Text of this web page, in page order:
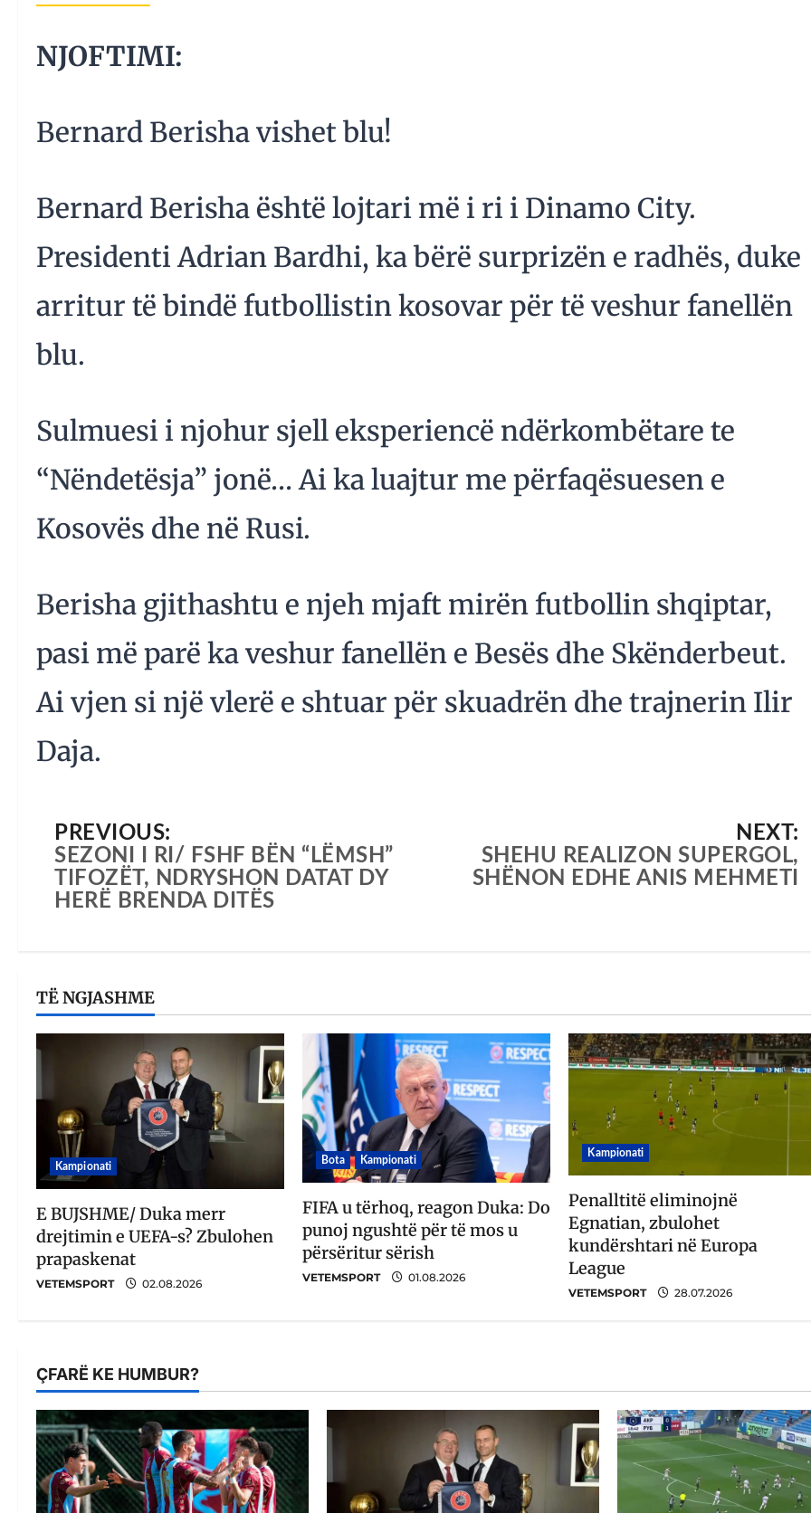
NJOFTIMI:
Bernard Berisha vishet blu!
Bernard Berisha është lojtari më i ri i Dinamo City.
Presidenti Adrian Bardhi, ka bërë surprizën e radhës, duke
arritur të bindë futbollistin kosovar për të veshur fanellën
blu.
Sulmuesi i njohur sjell eksperiencë ndërkombëtare te
“Nëndetësja” jonë… Ai ka luajtur me përfaqësuesen e
Kosovës dhe në Rusi.
Berisha gjithashtu e njeh mjaft mirën futbollin shqiptar,
pasi më parë ka veshur fanellën e Besës dhe Skënderbeut.
Ai vjen si një vlerë e shtuar për skuadrën dhe trajnerin Ilir
Daja.
PREVIOUS:
SEZONI I RI/ FSHF BËN “LËMSH”
TIFOZËT, NDRYSHON DATAT DY
HERË BRENDA DITËS
NEXT:
SHEHU REALIZON SUPERGOL,
SHËNON EDHE ANIS MEHMETI
TË NGJASHME
Kampionati
E BUJSHME/ Duka merr
drejtimin e UEFA-s? Zbulohen
prapaskenat
VETEMSPORT 02.08.2026
Bota Kampionati
FIFA u tërhoq, reagon Duka: Do
punoj ngushtë për të mos u
përsëritur sërish
VETEMSPORT 01.08.2026
Kampionati
Penalltitë eliminojnë
Egnatian, zbulohet
kundërshtari në Europa
League
VETEMSPORT 28.07.2026
ÇFARË KE HUMBUR?